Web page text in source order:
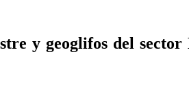
y geoglifos del